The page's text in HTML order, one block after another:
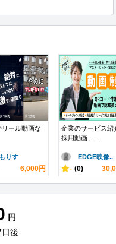
リール動画な
りす
6,000円
企業のサービス紹
採用動画、...
EDGE映像..
- (0)
円
後